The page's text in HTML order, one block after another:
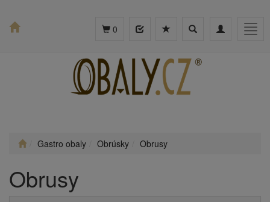
Toggle
Toggle
0
Gastro obaly Obrúsky Obrusy
Obrusy